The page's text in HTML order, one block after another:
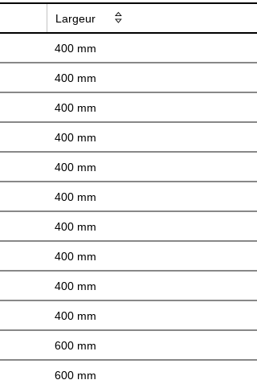
Largeur
400 mm
400 mm
400 mm
400 mm
400 mm
400 mm
400 mm
400 mm
400 mm
400 mm
600 mm
600 mm